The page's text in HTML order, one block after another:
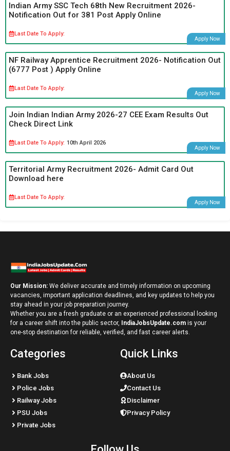
Indian Army SSC Tech 68th New Recruitment 2026-
Notification Out for 381 Post Apply Online
Last Date To Apply:
Apply Now
NF Railway Apprentice Recruitment 2026- Notification Out
(6777 Post ) Apply Online
Last Date To Apply:
Apply Now
Join Indian Indian Army 2026-27 CEE Exam Results Out
Check Direct Link
Last Date To Apply: 10th April 2026
Apply Now
Territorial Army Recruitment 2026- Admit Card Out
Download here
Last Date To Apply:
Apply Now
Our Mission: We deliver accurate and timely information on upcoming
vacancies, important application deadlines, and key updates to help you
stay ahead in your job preparation journey.
Whether you are a fresh graduate or an experienced professional looking
for a career shift into the public sector,
IndiaJobsUpdate.com is your
one-stop destination for reliable, verified, and fast career alerts.
Categories
Bank Jobs
Police Jobs
Railway Jobs
PSU Jobs
Private Jobs
Quick Links
About Us
Contact Us
Disclaimer
Privacy Policy